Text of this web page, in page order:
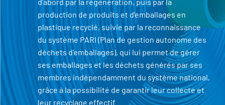
production de produits et d'emballages en
plastique recyclé, suivie par la reconnaissance
du système PARI (Plan de gestion autonome des
déchets d'emballages), qui lui permet de gérer
ses emballages et les déchets générés par ses
membres indépendamment du système national,
grâce à la possibilité de garantir leur collecte et
leur recyclage effectif.